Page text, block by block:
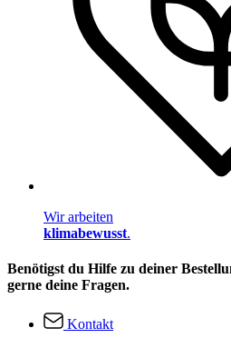
Wir arbeiten
klimabewusst.
Benötigst du Hilfe zu deiner
gerne deine Fragen.
Kontakt